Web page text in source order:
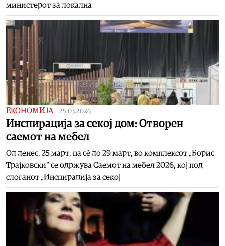
министерот за локална
ЕКОНОМИЈА 25.03.2026
Инспирација за секој дом: Отворен
саемот на мебел
Од денес, 25 март, па сè до 29 март, во комплексот „Борис
Трајковски“ се одржува Саемот на мебел 2026, кој под
слоганот „Инспирација за секој